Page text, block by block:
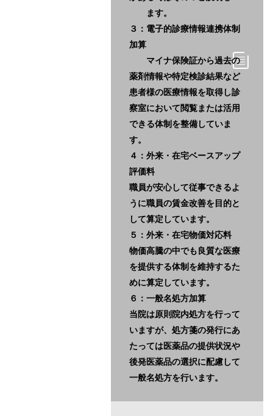
ます。
３：電子的診療情報連携体制
加算
マイナ保険証から過去の
薬剤情報や特定検診結果など
患者様の医療情報を取得し診
察室において閲覧または活用
できる体制を整備していま
す。
４：外来・在宅ベースアップ
評価料
職員が安心して従事できるよ
うに職員の賃金改善を目的と
して算定しています。
５：外来・在宅物価対応料
物価高騰の中でも良質な医療
を提供する体制を維持するた
めに算定しています。
６：一般名処方加算
当院は原則院内処方を行って
いますが、処方箋の発行にあ
たっては医薬品の提供状況や
後発医薬品の選択に配慮して
一般名処方を行います。